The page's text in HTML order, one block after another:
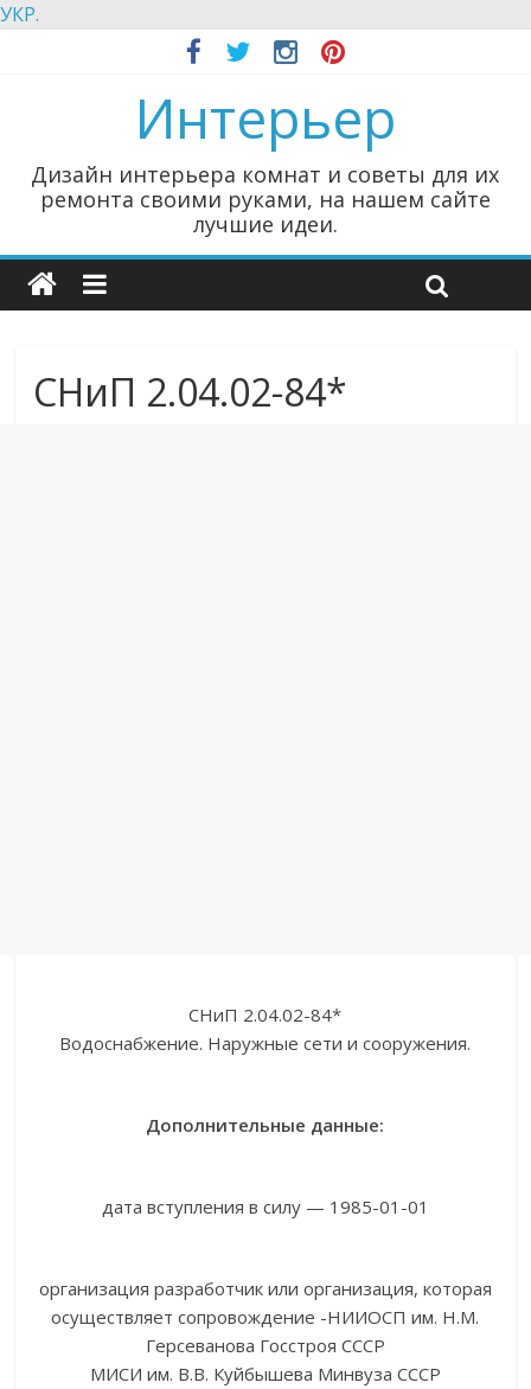
УКР.
Интерьер
Дизайн интерьера комнат и советы для их
ремонта своими руками, на нашем сайте
лучшие идеи.
СНиП 2.04.02-84*
СНиП 2.04.02-84*
Водоснабжение. Наружные сети и сооружения.
Дополнительные данные:
дата вступления в силу — 1985-01-01
организация разработчик или организация, которая
осуществляет сопровождение -НИИОСП им. Н.М.
Герсеванова Госстроя СССР
МИСИ им. В.В. Куйбышева Минвуза СССР